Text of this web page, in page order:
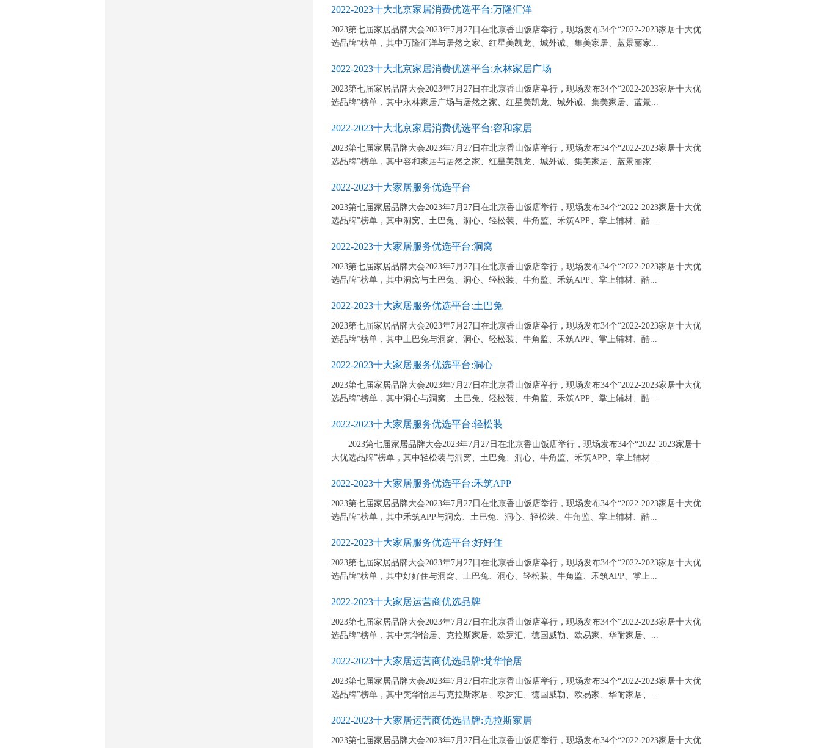
2022-2023十大北京家居消费优选平台:万隆汇洋
2023第七届家居品牌大会2023年7月27日在北京香山饭店举行，现场发布34个“2022-2023家居十大优
选品牌”榜单，其中万隆汇洋与居然之家、红星美凯龙、城外诚、集美家居、蓝景丽家...
2022-2023十大北京家居消费优选平台:永林家居广场
2023第七届家居品牌大会2023年7月27日在北京香山饭店举行，现场发布34个“2022-2023家居十大优
选品牌”榜单，其中永林家居广场与居然之家、红星美凯龙、城外诚、集美家居、蓝景...
2022-2023十大北京家居消费优选平台:容和家居
2023第七届家居品牌大会2023年7月27日在北京香山饭店举行，现场发布34个“2022-2023家居十大优
选品牌”榜单，其中容和家居与居然之家、红星美凯龙、城外诚、集美家居、蓝景丽家...
2022-2023十大家居服务优选平台
2023第七届家居品牌大会2023年7月27日在北京香山饭店举行，现场发布34个“2022-2023家居十大优
选品牌”榜单，其中洞窝、土巴兔、洞心、轻松装、牛角监、禾筑APP、掌上辅材、酷...
2022-2023十大家居服务优选平台:洞窝
2023第七届家居品牌大会2023年7月27日在北京香山饭店举行，现场发布34个“2022-2023家居十大优
选品牌”榜单，其中洞窝与土巴兔、洞心、轻松装、牛角监、禾筑APP、掌上辅材、酷...
2022-2023十大家居服务优选平台:土巴兔
2023第七届家居品牌大会2023年7月27日在北京香山饭店举行，现场发布34个“2022-2023家居十大优
选品牌”榜单，其中土巴兔与洞窝、洞心、轻松装、牛角监、禾筑APP、掌上辅材、酷...
2022-2023十大家居服务优选平台:洞心
2023第七届家居品牌大会2023年7月27日在北京香山饭店举行，现场发布34个“2022-2023家居十大优
选品牌”榜单，其中洞心与洞窝、土巴兔、轻松装、牛角监、禾筑APP、掌上辅材、酷...
2022-2023十大家居服务优选平台:轻松装
2023第七届家居品牌大会2023年7月27日在北京香山饭店举行，现场发布34个“2022-2023家居十
大优选品牌”榜单，其中轻松装与洞窝、土巴兔、洞心、牛角监、禾筑APP、掌上辅材...
2022-2023十大家居服务优选平台:禾筑APP
2023第七届家居品牌大会2023年7月27日在北京香山饭店举行，现场发布34个“2022-2023家居十大优
选品牌”榜单，其中禾筑APP与洞窝、土巴兔、洞心、轻松装、牛角监、掌上辅材、酷...
2022-2023十大家居服务优选平台:好好住
2023第七届家居品牌大会2023年7月27日在北京香山饭店举行，现场发布34个“2022-2023家居十大优
选品牌”榜单，其中好好住与洞窝、土巴兔、洞心、轻松装、牛角监、禾筑APP、掌上...
2022-2023十大家居运营商优选品牌
2023第七届家居品牌大会2023年7月27日在北京香山饭店举行，现场发布34个“2022-2023家居十大优
选品牌”榜单，其中梵华怡居、克拉斯家居、欧罗汇、德国威勒、欧易家、华耐家居、...
2022-2023十大家居运营商优选品牌:梵华怡居
2023第七届家居品牌大会2023年7月27日在北京香山饭店举行，现场发布34个“2022-2023家居十大优
选品牌”榜单，其中梵华怡居与克拉斯家居、欧罗汇、德国威勒、欧易家、华耐家居、...
2022-2023十大家居运营商优选品牌:克拉斯家居
2023第七届家居品牌大会2023年7月27日在北京香山饭店举行，现场发布34个“2022-2023家居十大优